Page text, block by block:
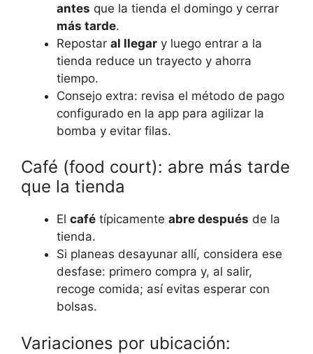
antes que la tienda el domingo y cerrar
más tarde.
Repostar al llegar y luego entrar a la
tienda reduce un trayecto y ahorra
tiempo.
Consejo extra: revisa el método de pago
configurado en la app para agilizar la
bomba y evitar filas.
Café (food court): abre más tarde
que la tienda
El café típicamente abre después de la
tienda.
Si planeas desayunar allí, considera ese
desfase: primero compra y, al salir,
recoge comida; así evitas esperar con
bolsas.
Variaciones por ubicación: